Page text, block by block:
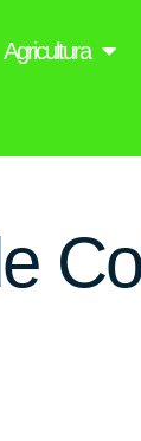
Agricultura